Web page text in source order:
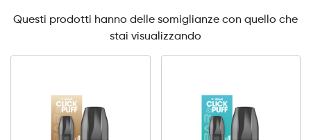
Questi prodotti hanno delle somiglianze con quello che
stai visualizzando